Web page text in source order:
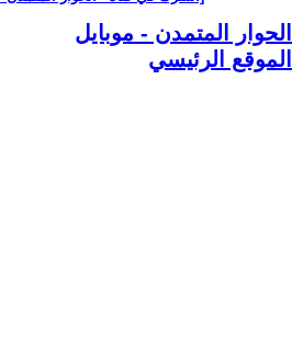
الحوار المتمدن - موبايل
الموقع الرئيسي